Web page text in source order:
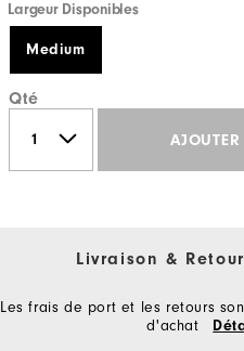
Largeur Disponibles
Medium
Qté
Livraison &
Les frais de port et les retours
d'achat